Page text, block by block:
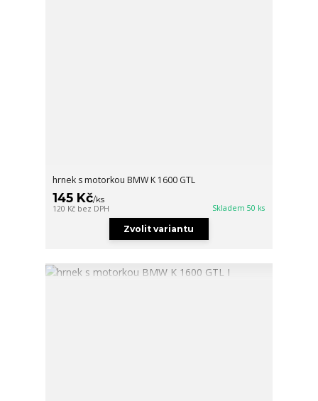
hrnek s motorkou BMW K 1600 GTL
145 Kč/ks
120 Kč bez DPH Skladem 50 ks
Zvolit variantu